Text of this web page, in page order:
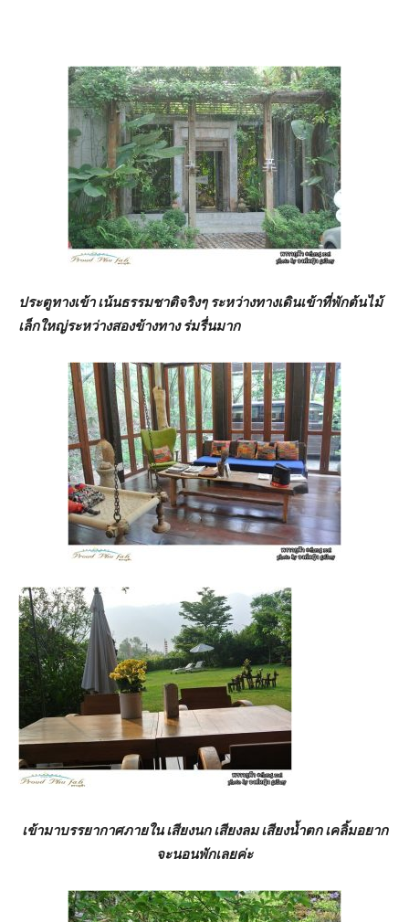
ประตูทางเข้า เน้นธรรมชาติจริงๆ ระหว่างทางเดินเข้าที่พักต้นไม้
เล็กใหญ่ระหว่างสองข้างทาง ร่มรื่นมาก
เข้ามาบรรยากาศภายใน เสียงนก เสียงลม เสียงน้ำตก เคลิ้มอยาก
จะนอนพักเลยค่ะ